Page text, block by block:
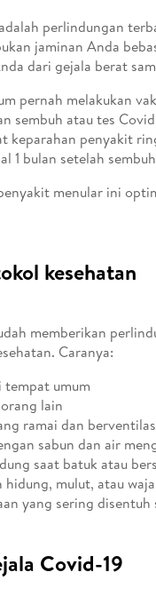
perlindungan
jaminan Anda
dari gejala berat
pernah melakukan
sembuh atau tes
keparahan penyakit
1 bulan setelah
menular ini
kesehatan
memberikan
Caranya:
tempat umum
lain
ramai dan
sabun dan air
saat batuk atau
hidung, mulut, atau
yang sering disentuh
Covid-19